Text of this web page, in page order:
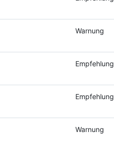
Warnung
Empfehlung
Empfehlung
Warnung